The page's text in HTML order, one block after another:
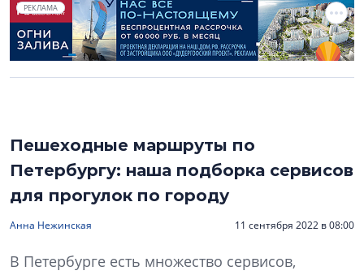
РЕКЛАМА
Пешеходные маршруты по
Петербургу: наша подборка сервисов
для прогулок по городу
Анна Нежинская 11 сентября 2022 в 08:00
В Петербурге есть множество сервисов,